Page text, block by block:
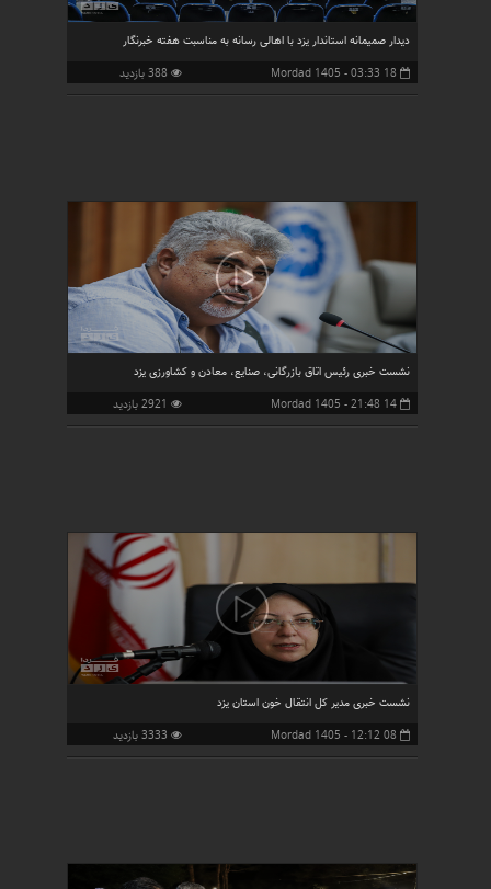
دیدار صمیمانه استاندار یزد با اهالی رسانه به مناسبت هفته خبرنگار
18 Mordad 1405 - 03:33
نشست خبری رئیس اتاق بازرگانی، صنایع، معادن و کشاورزی یزد
14 Mordad 1405 - 21:48
نشست خبری مدیر کل انتقال خون استان یزد
08 Mordad 1405 - 12:12